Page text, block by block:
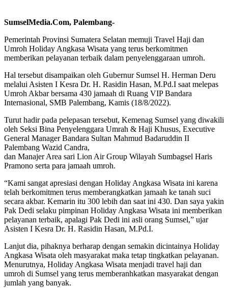
SumselMedia.Com, Palembang-
Pemerintah Provinsi Sumatera Selatan memuji Travel Haji dan
Umroh Holiday Angkasa Wisata yang terus berkomitmen
memberikan pelayanan terbaik dalam penyelenggaraan umroh.
Hal tersebut disampaikan oleh Gubernur Sumsel H. Herman Deru
melalui Asisten I Kesra Dr. H. Rasidin Hasan, M.Pd.I saat melepas
Umroh Akbar bersama 430 jamaah di Ruang VIP Bandara
Internasional, SMB Palembang, Kamis (18/8/2022).
Turut hadir pada pelepasan tersebut, Kemenag Sumsel yang diwakili
oleh Seksi Bina Penyelenggara Umrah & Haji Khusus, Executive
General Manager Bandara Sultan Mahmud Badaruddin II
Palembang Wazid Candra,
dan Manajer Area sari Lion Air Group Wilayah Sumbagsel Haris
Pramono serta para jamaah umroh.
“Kami sangat apresiasi dengan Holiday Angkasa Wisata ini karena
telah berkomitmen terus memberangkatkan jamaah ke tanah suci
secara akbar. Kemarin itu 300 lebih dan saat ini 430. Dan saya yakin
Pak Dedi selaku pimpinan Holiday Angkasa Wisata ini memberikan
pelayanan terbaik, apalagi Pak Dedi ini asli orang Sumsel,” ujar
Asisten I Kesra Dr. H. Rasidin Hasan, M.Pd.I.
Lanjut dia, pihaknya berharap dengan semakin dicintainya Holiday
Angkasa Wisata oleh masyarakat maka tetap tingkatkan pelayanan.
Menurutnya, Holiday Angkasa Wisata menjadi travel haji dan
umroh di Sumsel yang terus memberanhkatkan masyarakat dengan
jumlah yang banyak.